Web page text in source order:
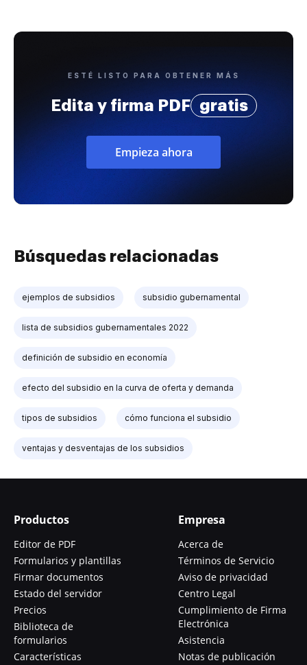
ESTÉ LISTO PARA OBTENER MÁS
Edita y firma PDF gratis
Empieza ahora
Búsquedas relacionadas
ejemplos de subsidios subsidio gubernamental
lista de subsidios gubernamentales 2022
definición de subsidio en economía
efecto del subsidio en la curva de oferta y demanda
tipos de subsidios cómo funciona el subsidio
ventajas y desventajas de los subsidios
Productos
Editor de PDF
Formularios y plantillas
Firmar documentos
Estado del servidor
Precios
Biblioteca de
formularios
Características
Empresa
Acerca de
Términos de Servicio
Aviso de privacidad
Centro Legal
Cumplimiento de Firma
Electrónica
Asistencia
Notas de publicación